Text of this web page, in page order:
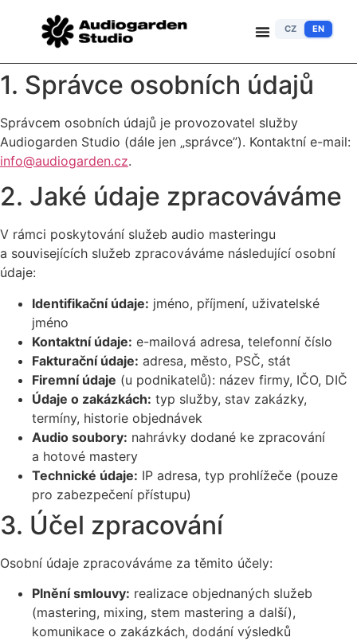
CZ EN
1. Správce osobních údajů
Správcem osobních údajů je provozovatel služby
Audiogarden Studio (dále jen „správce”). Kontaktní e-mail:
info@audiogarden.cz.
2. Jaké údaje zpracováváme
V rámci poskytování služeb audio masteringu
a souvisejících služeb zpracováváme následující osobní
údaje:
Identifikační údaje: jméno, příjmení, uživatelské
jméno
Kontaktní údaje: e-mailová adresa, telefonní číslo
Fakturační údaje: adresa, město, PSČ, stát
Firemní údaje (u podnikatelů): název firmy, IČO, DIČ
Údaje o zakázkách: typ služby, stav zakázky,
termíny, historie objednávek
Audio soubory: nahrávky dodané ke zpracování
a hotové mastery
Technické údaje: IP adresa, typ prohlížeče (pouze
pro zabezpečení přístupu)
3. Účel zpracování
Osobní údaje zpracováváme za těmito účely:
Plnění smlouvy: realizace objednaných služeb
(mastering, mixing, stem mastering a další),
komunikace o zakázkách, dodání výsledků